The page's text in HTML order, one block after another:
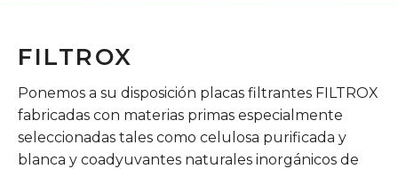
FILTROX
Ponemos a su disposición placas filtrantes FILTROX
fabricadas con materias primas especialmente
seleccionadas tales como celulosa purificada y
blanca y coadyuvantes naturales inorgánicos de